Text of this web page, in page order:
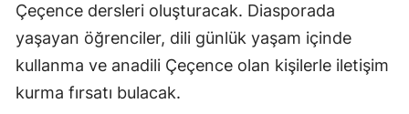
Çeçence dersleri oluşturacak. Diasporada
yaşayan öğrenciler, dili günlük yaşam içinde
kullanma ve anadili Çeçence olan kişilerle iletişim
kurma fırsatı bulacak.